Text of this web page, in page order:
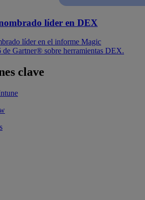
líder en DEX
líder en el informe Magic
Gartner® sobre herramientas DEX.
clave